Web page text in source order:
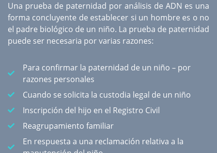
Una prueba de paternidad por análisis de ADN es una
forma concluyente de establecer si un hombre es o no
el padre biológico de un niño. La prueba de paternidad
puede ser necesaria por varias razones:
Para confirmar la paternidad de un niño – por
razones personales
Cuando se solicita la custodia legal de un niño
Inscripción del hijo en el Registro Civil
Reagrupamiento familiar
En respuesta a una reclamación relativa a la